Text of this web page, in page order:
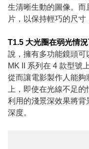
生清晰生動的圖像。
片，以保持輕巧的尺寸
T1.5 大光圈在弱光情
說，擁有多功能鏡頭
MK II 系列在 4 款型號
從而讓電影製作人能夠
上，即使在光線不足
利用的淺景深效果將
深度。